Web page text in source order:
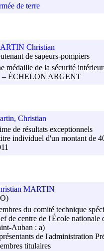
de terre
Christian
de sapeurs-pompiers
médaille de la sécurité
– ÉCHELON ARGENT
Christian
de résultats exceptionnels
individuel d'un montant de
MARTIN
du comité technique
de centre de l'École nationale
Auban : a)
de l'administration
titulaires